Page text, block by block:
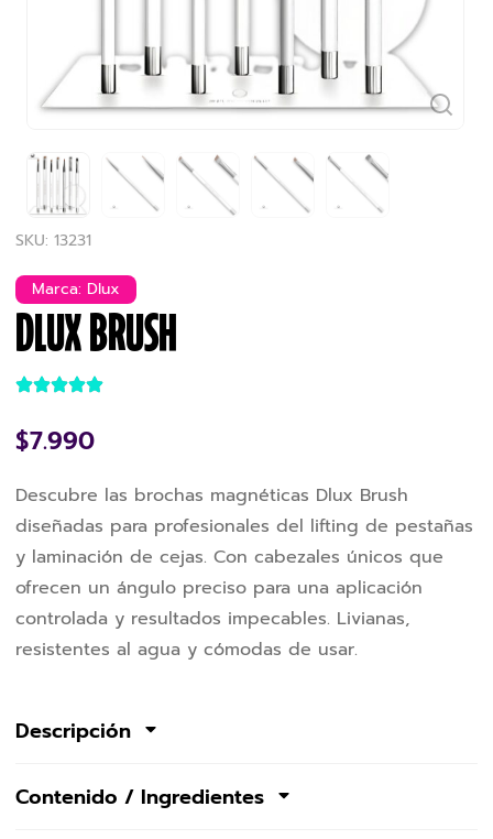
SKU: 13231
Marca: Dlux
DLUX BRUSH
$7.990
Descubre las brochas magnéticas Dlux Brush
diseñadas para profesionales del lifting de pestañas
y laminación de cejas. Con cabezales únicos que
ofrecen un ángulo preciso para una aplicación
controlada y resultados impecables. Livianas,
resistentes al agua y cómodas de usar.
Descripción
Contenido / Ingredientes